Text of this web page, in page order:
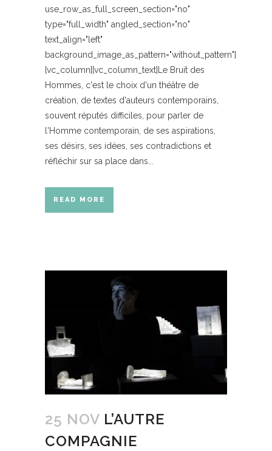
use_row_as_full_screen_section="no"
type="full_width" angled_section="no"
text_align="left"
background_image_as_pattern="without_pattern"]
[vc_column][vc_column_text]Le Bruit des
Hommes, c'est le choix d'un théâtre de
création, de textes d'auteurs contemporains,
souvent réputés difficiles, pour parler de
l'Homme contemporain, de ses aspirations,
ses désirs, ses idées, ses contradictions et
réfléchir sur sa place dans...
READ MORE
25 NOV L’AUTRE
COMPAGNIE